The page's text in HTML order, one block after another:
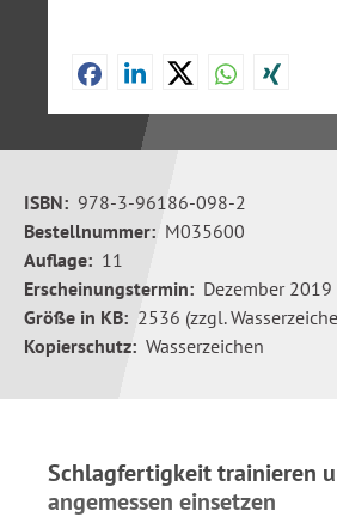
ISBN: 978-3-96186-098-2
Bestellnummer: M035600
Auflage: 11
Erscheinungstermin: Dezember 2019
Größe in KB: 2536 (zzgl.
Kopierschutz: Wasserzeichen
Schlagfertigkeit trainieren
angemessen einsetzen